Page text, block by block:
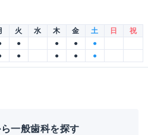
火 水 木 金 土 日
祝
● ● ●
●
● ● ● ●
一般歯科を探す